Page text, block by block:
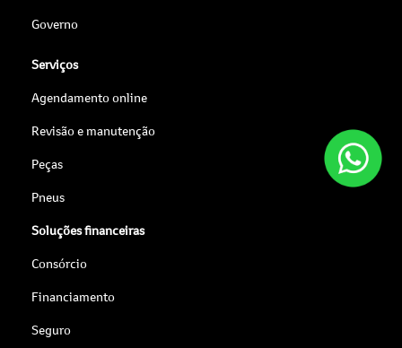
Governo
Serviços
Agendamento online
Revisão e manutenção
Peças
Pneus
Soluções financeiras
Consórcio
Financiamento
Seguro